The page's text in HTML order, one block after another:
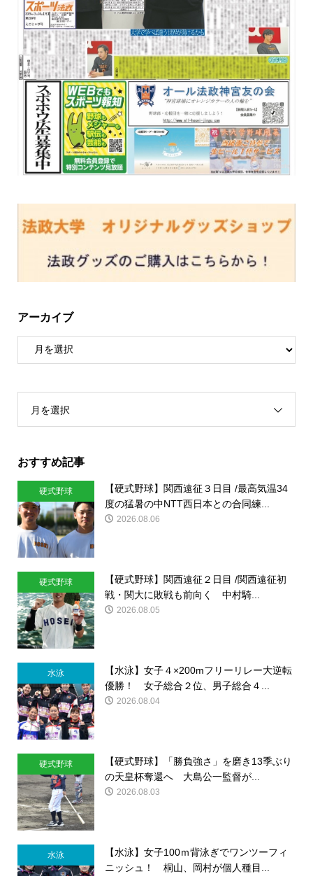
アーカイブ
月を選択
おすすめ記事
硬式野球
【硬式野球】関西遠征３日目 /最高気温34
度の猛暑の中NTT西日本との合同練...
2026.08.06
硬式野球
【硬式野球】関西遠征２日目 /関西遠征初
戦・関大に敗戦も前向く 中村騎...
2026.08.05
水泳
【水泳】女子４×200mフリーリレー大逆転
優勝！ 女子総合２位、男子総合４...
2026.08.04
硬式野球
【硬式野球】「勝負強さ」を磨き13季ぶり
の天皇杯奪還へ 大島公一監督が...
2026.08.03
水泳
【水泳】女子100ｍ背泳ぎでワンツーフィ
ニッシュ！ 桐山、岡村が個人種目...